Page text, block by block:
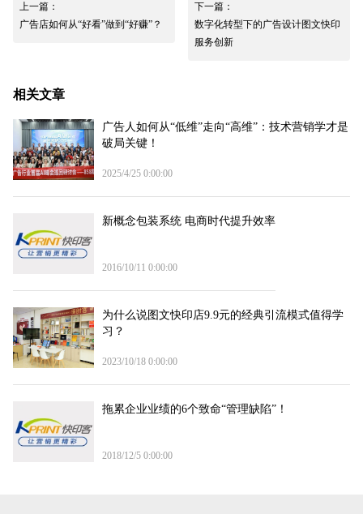
上一篇：
广告店如何从“好看”做到“好赚”？
下一篇：
数字化转型下的广告设计图文快印
服务创新
相关文章
广告人如何从“低维”走向“高维”：技术营销学才是
破局关键！
2025/4/25 0:00:00
新概念包装系统 电商时代提升效率
2016/10/11 0:00:00
为什么说图文快印店9.9元的经典引流模式值得学
习？
2023/10/18 0:00:00
拖累企业业绩的6个致命“管理缺陷”！
2018/12/5 0:00:00